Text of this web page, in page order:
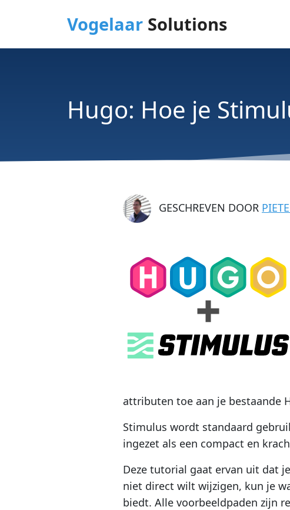
Vogelaar Solutions
Hugo: Hoe je
GESCHREVEN DOOR
attributen toe aan je bestaande
Stimulus wordt standaard
ingezet als een compact en
Deze tutorial gaat ervan uit dat
niet direct wilt wijzigen, kun je
biedt. Alle voorbeeldpaden zijn